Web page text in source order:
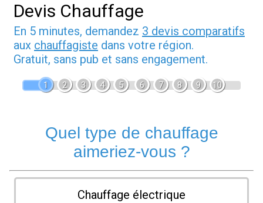
Devis Chauffage
En 5 minutes, demandez 3 devis comparatifs
aux chauffagiste dans votre région.
Gratuit, sans pub et sans engagement.
1 2 3 4 5 6 7 8 9 10
Quel type de chauffage
aimeriez-vous ?
Chauffage électrique